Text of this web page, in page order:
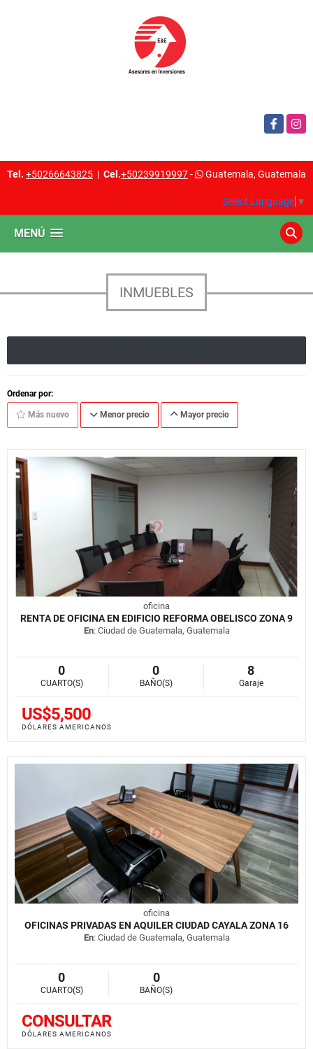
Facebook
Tel. +50266643825 | Cel.+50239919997- Guatemala, Guatemala
Select Language ▼
MENÚ
INMUEBLES
Ordenar por:
Más nuevo Menor precio Mayor precio
oficina
RENTA DE OFICINA EN EDIFICIO REFORMA OBELISCO ZONA 9
En: Ciudad de Guatemala, Guatemala
0
CUARTO(S)
0
BAÑO(S)
8
Garaje
US$5,500
DÓLARES AMERICANOS
oficina
OFICINAS PRIVADAS EN AQUILER CIUDAD CAYALA ZONA 16
En: Ciudad de Guatemala, Guatemala
0
CUARTO(S)
0
BAÑO(S)
CONSULTAR
DÓLARES AMERICANOS